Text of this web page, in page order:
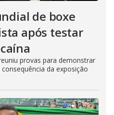
de boxe
após testar
provas para demonstrar
da exposição